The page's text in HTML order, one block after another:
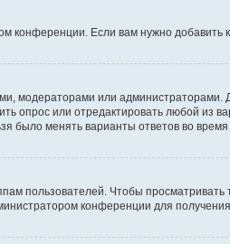
конференции. Если вам нужно
модераторами или
опрос или отредактировать любой из
было менять варианты ответов во время
пользователей. Чтобы
конференции для получения